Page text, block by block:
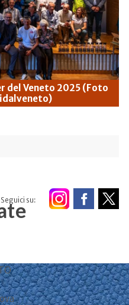
del Veneto 2025 (Foto
Seguici su: